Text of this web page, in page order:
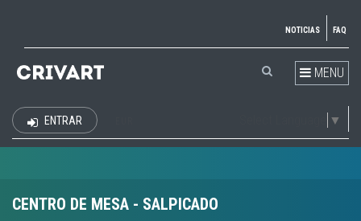
NOTICIAS FAQ
MENU
▼
ENTRAR
CENTRO DE MESA - SALPICADO